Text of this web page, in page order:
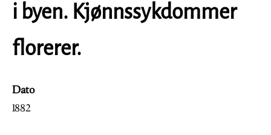
i byen. Kjønnssykdommer
florerer.
Dato
1882